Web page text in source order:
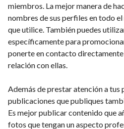
miembros. La mejor manera de
nombres de sus perfiles en todo
que utilice. También puedes
específicamente para
ponerte en contacto
relación con ellas.
Además de prestar atención a tus
publicaciones que publiques
Es mejor publicar contenido que
fotos que tengan un aspecto